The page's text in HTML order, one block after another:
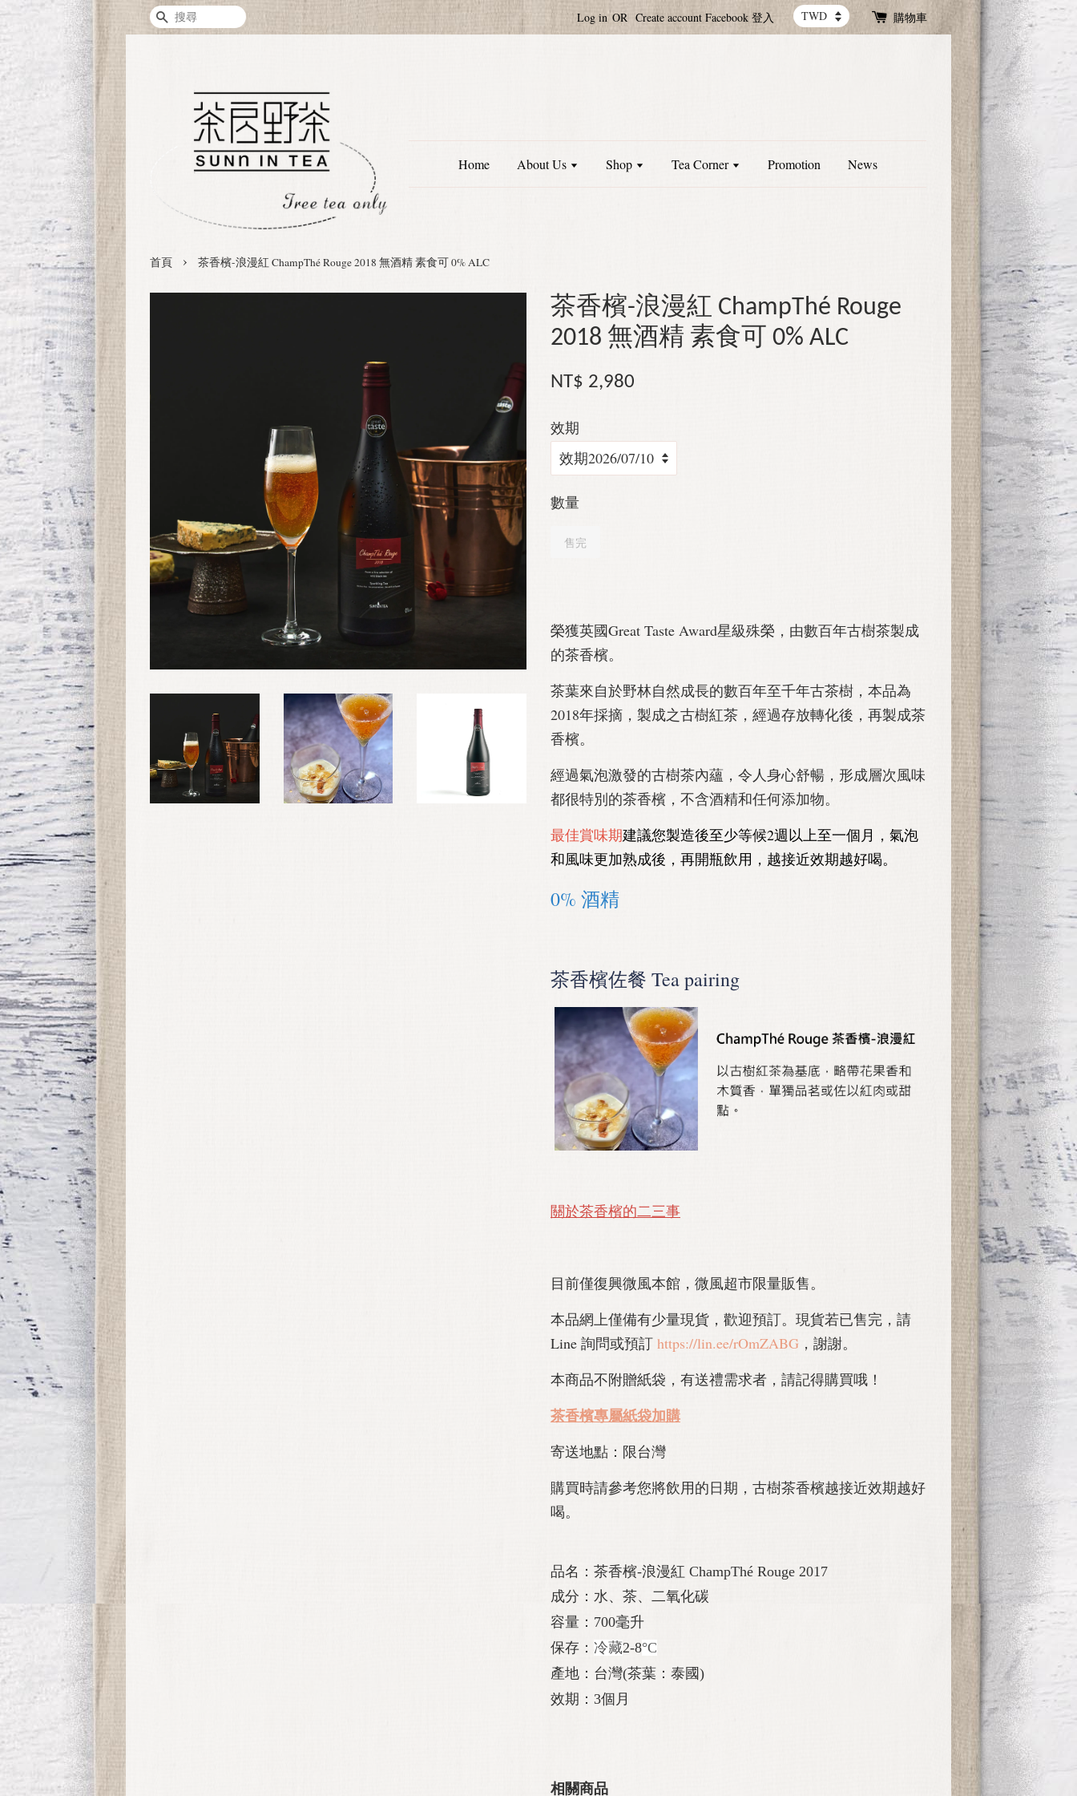
搜尋 Log in OR Create account Facebook 登入 購物車
Home About Us Shop Tea Corner Promotion News
首頁 › 茶香檳-浪漫紅 ChampThé Rouge 2018 無酒精 素食可 0% ALC
茶香檳-浪漫紅 ChampThé Rouge
2018 無酒精 素食可 0% ALC
NT$ 2,980
效期
數量
售完
榮獲英國Great Taste Award星級殊榮，由數百年古樹茶製成
的茶香檳。
茶葉來自於野林自然成長的數百年至千年古茶樹，本品為
2018年採摘，製成之古樹紅茶，經過存放轉化後，再製成茶
香檳。
經過氣泡激發的古樹茶內蘊，令人身心舒暢，形成層次風味
都很特別的茶香檳，不含酒精和任何添加物。
最佳賞味期建議您製造後至少等候2週以上至一個月，氣泡
和風味更加熟成後，再開瓶飲用，越接近效期越好喝。
0% 酒精
茶香檳佐餐 Tea pairing
關於茶香檳的二三事
目前僅復興微風本館，微風超市限量販售。
本品網上僅備有少量現貨，歡迎預訂。 現貨若已售完 ，請
Line 詢問或預訂 https://lin.ee/rOmZABG ，謝謝。
本商品不附贈紙袋，有送禮需求者，請記得購買哦！
茶香檳專屬紙袋加購
寄送地點：限台灣
購買時請參考您將飲用的日期，古樹茶香檳越接近效期越好
喝。
品名：茶香檳-浪漫紅 ChampThé Rouge 2017
成分：水、茶、二氧化碳
容量：700毫升
保存： 冷藏2-8°C
產地：台灣(茶葉：泰國)
效期：3個月
相關商品